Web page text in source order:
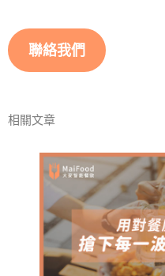
聯絡我們
相關文章